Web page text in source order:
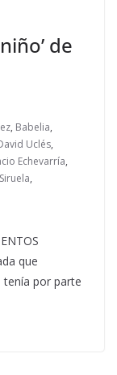
de
, Babelia,
Uclés,
Echevarría,
Siruela,
que
tenía por parte